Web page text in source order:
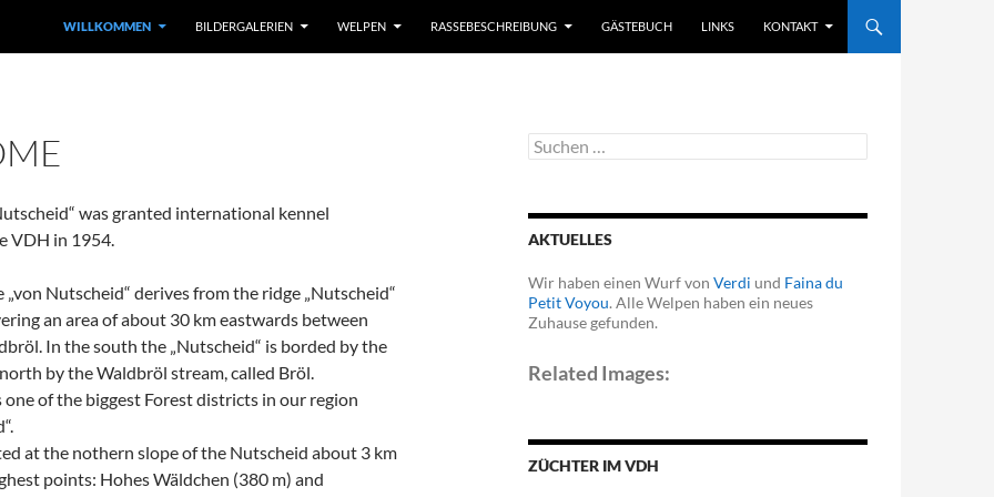
WILLKOMMEN BILDERGALERIEN WELPEN RASSEBESCHREIBUNG GÄSTEBUCH LINKS KONTAKT
was granted international kennel
VDH in 1954.
„von Nutscheid“ derives from the ridge „Nutscheid“
an area of about 30 km eastwards between
In the south the „Nutscheid“ is borded by the
by the Waldbröl stream, called Bröl.
one of the biggest Forest districts in our region
at the nothern slope of the Nutscheid about 3 km
points: Hohes Wäldchen (380 m) and
Suchen
nach:
AKTUELLES
Wir haben einen Wurf von Verdi und Faina du
Petit Voyou. Alle Welpen haben ein neues
Zuhause gefunden.
Related Images:
ZÜCHTER IM VDH